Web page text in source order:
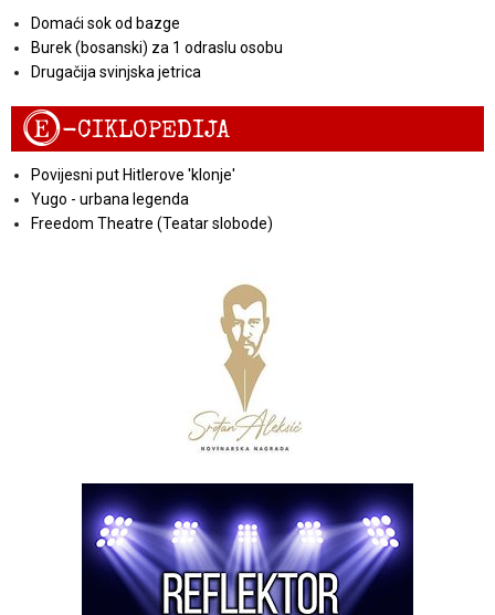
Domaći sok od bazge
Burek (bosanski) za 1 odraslu osobu
Drugačija svinjska jetrica
E-CIKLOPEDIJA
Povijesni put Hitlerove 'klonje'
Yugo - urbana legenda
Freedom Theatre (Teatar slobode)